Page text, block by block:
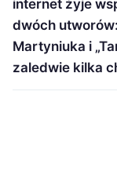
internet żyje
dwóch
Martyniuka i
zaledwie kilka